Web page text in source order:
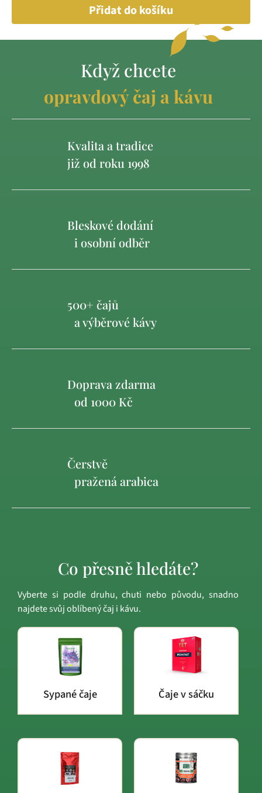
Přidat do košíku
Když chcete
opravdový čaj a kávu
Kvalita a tradice
již od roku 1998
Bleskové dodání
i osobní odběr
500+ čajů
a výběrové kávy
Doprava zdarma
od 1000 Kč
Čerstvě
pražená arabica
Co přesně hledáte?
Vyberte si podle druhu, chuti nebo původu, snadno
najdete svůj oblíbený čaj i kávu.
Sypané čaje Čaje v sáčku